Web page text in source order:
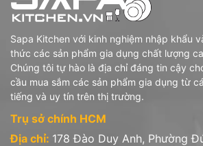
Sapa Kitchen với kinh nghiệm nhập khẩu
thức các sản phẩm gia dụng chất lượng
Chúng tôi tự hào là địa chỉ đáng tin cậy
cầu mua sắm các sản phẩm gia dụng từ
tiếng và uy tín trên thị trường.
Trụ sở chính HCM
Địa chỉ: 178 Đào Duy Anh, Phường